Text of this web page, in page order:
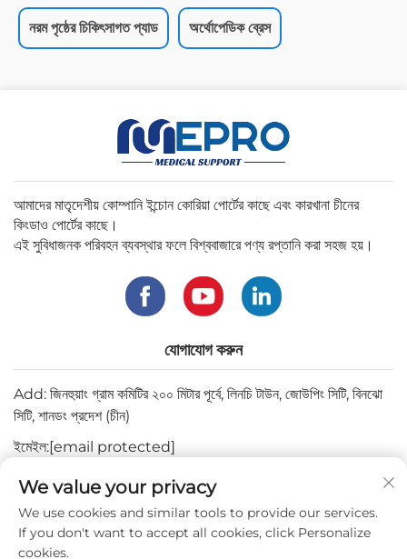
নরম পৃষ্ঠের চিকিৎসাগত প্যাড অর্থোপেডিক ব্রেস
আমাদের মাতৃদেশীয় কোম্পানি ইন্চোন কোরিয়া পোর্টের কাছে এবং কারখানা চীনের
কিংডাও পোর্টের কাছে।
এই সুবিধাজনক পরিবহন ব্যবস্থার ফলে বিশ্ববাজারে পণ্য রপ্তানি করা সহজ হয়।
যোগাযোগ করুন
Add: জিনহুয়াং গ্রাম কমিটির ২০০ মিটার পূর্বে, লিনচি টাউন, জোউপিং সিটি, বিনঝো
সিটি, শানডং প্রদেশ (চীন)
ইমেইল:[email protected]
টেল:+82-3180427370
ফোন: +86-15564344404
ওয়াটসঅ্যাপ:+82-1022396668
We value your privacy
We use cookies and similar tools to provide our services.
If you don't want to accept all cookies, click Personalize
cookies.